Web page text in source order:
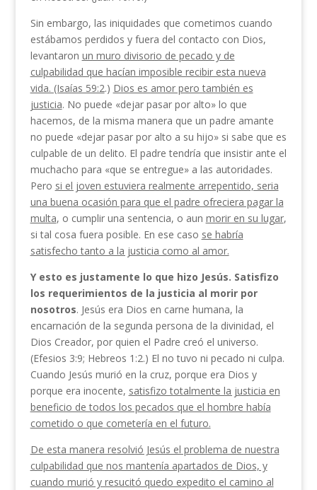
Sin embargo, las iniquidades que cometimos cuando
estábamos perdidos y fuera del contacto con Dios,
levantaron un muro divisorio de pecado y de
culpabilidad que hacían imposible recibir esta nueva
vida. (Isaías 59:2.) Dios es amor pero también es
justicia. No puede «dejar pasar por alto» lo que
hacemos, de la misma manera que un padre amante
no puede «dejar pasar por alto a su hijo» si sabe que es
cul­pable de un delito. El padre tendría que insistir ante el
muchacho para «que se entregue» a las autoridades.
Pero si el joven estuviera realmente arrepentido, seria
una buena ocasión para que el padre ofreciera pagar la
multa, o cumplir una sentencia, o aun morir en su lugar,
si tal cosa fuera posible. En ese caso se habría
satisfecho tanto a la justicia como al amor.
Y esto es justamente lo que hizo Jesús. Satisfizo
los requerimientos de la justicia al morir por
nosotros. Jesús era Dios en carne humana, la
encarnación de la segunda persona de la divinidad, el
Dios Creador, por quien el Padre creó el universo.
(Efesios 3:9; Hebreos 1:2.) El no tuvo ni pecado ni culpa.
Cuando Jesús murió en la cruz, porque era Dios y
porque era inocente, satisfizo totalmente la justicia en
bene­ficio de todos los pecados que el hombre había
cometido o que cometería en el futuro.
De esta manera resolvió Jesús el problema de nues­tra
culpabilidad que nos mantenía apartados de Dios, y
cuando murió y resucitó quedo expedito el camino al